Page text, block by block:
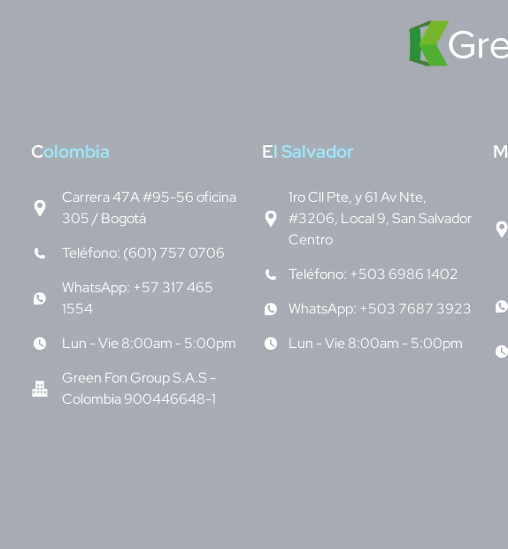
Colombia
Carrera 47A #95-56 oficina
305 / Bogotá
Teléfono: (601) 757 0706
WhatsApp: +57 317 465
1554
Lun - Vie 8:00am - 5:00pm
Green Fon Group S.A.S -
Colombia 900446648-1
El Salvador
1ro Cll Pte, y 61 Av Nte,
#3206, Local 9, San Salvador
Centro
Teléfono: +503 6986 1402
WhatsApp: +503 7687 3923
Lun - Vie 8:00am - 5:00pm
M